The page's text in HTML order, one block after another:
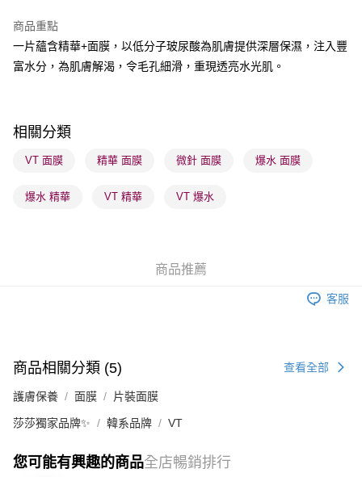
送貨方式
順豐自助櫃 - 確認發貨後1-3個工作天送達
順豐站及營業點 - 確認發貨後1-3個工作天送達
物流公司進行物流配送
取。逾期會取消訂單，並不會安排重寄
每筆HK$20.00，滿HK$100.00或以上免運費
澳門地區配送 - 確認發貨後1-4個工作天送達
商品重點
一片蘊含精華+面膜，以低分子玻尿酸為肌膚提供深層保濕，注入豐
富水分，為肌膚解渴，令毛孔細滑，重現透亮水光肌。
相關分類
VT 面膜 精華 面膜 微針 面膜 爆水 面膜
爆水 精華 VT 精華 VT 爆水
商品推薦
客服
商品相關分類 (5) 查看全部
護膚保養 面膜 片裝面膜
莎莎獨家品牌✨ 韓系品牌 VT
您可能有興趣的商品全店暢銷排行